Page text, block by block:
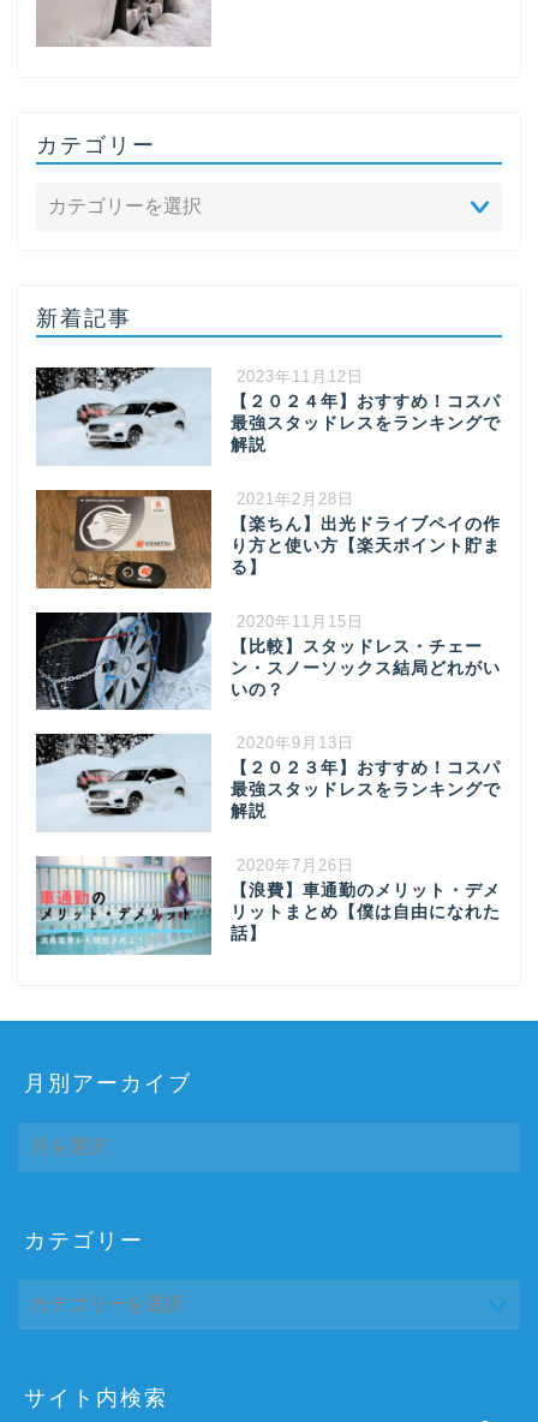
カテゴリー
新着記事
2023年11月12日
【２０２４年】おすすめ！コスパ
最強スタッドレスをランキングで
解説
2021年2月28日
【楽ちん】出光ドライブペイの作
り方と使い方【楽天ポイント貯ま
る】
2020年11月15日
【比較】スタッドレス・チェー
ン・スノーソックス結局どれがい
いの？
2020年9月13日
【２０２３年】おすすめ！コスパ
最強スタッドレスをランキングで
解説
2020年7月26日
【浪費】車通勤のメリット・デメ
リットまとめ【僕は自由になれた
話】
月別アーカイブ
別
カ
ブ
カテゴリー
サイト内検索
プロフィール